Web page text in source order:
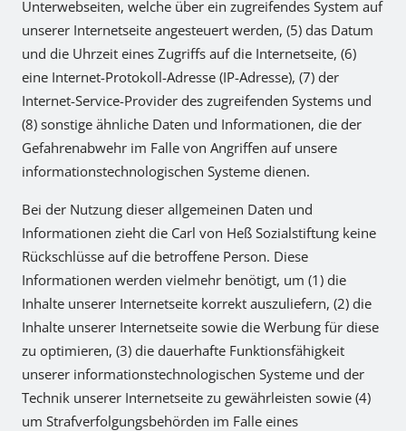
Unterwebseiten, welche über ein zugreifendes System auf
unserer Internetseite angesteuert werden, (5) das Datum
und die Uhrzeit eines Zugriffs auf die Internetseite, (6)
eine Internet-Protokoll-Adresse (IP-Adresse), (7) der
Internet-Service-Provider des zugreifenden Systems und
(8) sonstige ähnliche Daten und Informationen, die der
Gefahrenabwehr im Falle von Angriffen auf unsere
informationstechnologischen Systeme dienen.
Bei der Nutzung dieser allgemeinen Daten und
Informationen zieht die Carl von Heß Sozialstiftung keine
Rückschlüsse auf die betroffene Person. Diese
Informationen werden vielmehr benötigt, um (1) die
Inhalte unserer Internetseite korrekt auszuliefern, (2) die
Inhalte unserer Internetseite sowie die Werbung für diese
zu optimieren, (3) die dauerhafte Funktionsfähigkeit
unserer informationstechnologischen Systeme und der
Technik unserer Internetseite zu gewährleisten sowie (4)
um Strafverfolgungsbehörden im Falle eines